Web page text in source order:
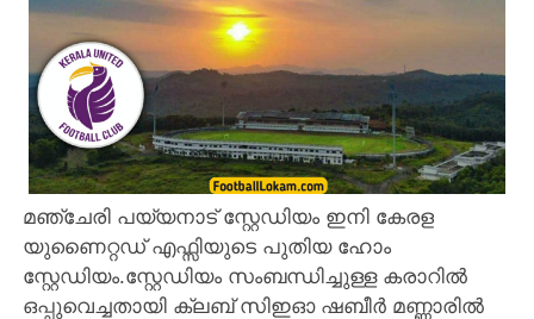
മഞ്ചേരി പയ്യനാട് സ്റ്റേഡിയം ഇനി കേരള
യുണൈറ്റഡ് എഫ്സിയുടെ പുതിയ ഹോം
സ്റ്റേഡിയം.സ്റ്റേഡിയം സംബന്ധിച്ചുള്ള കരാറിൽ
ഒപ്പുവെച്ചതായി ക്ലബ് സിഇഓ ഷബീർ മണ്ണാരിൽ